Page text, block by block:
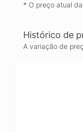
* O preço atual
Histórico de
A variação de